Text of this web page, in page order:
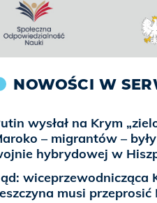
NOWOŚCI W
wysłał na Krym
– migrantów –
hybrydowej w
wiceprzewodnicząca
musi przeprosić